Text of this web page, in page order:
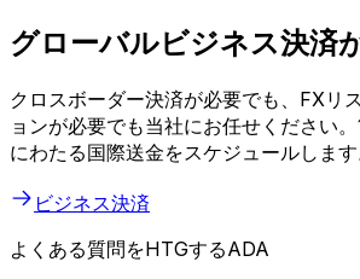
グローバルビジネス決済
クロスボーダー決済が必要でも、FXリ
ョンが必要でも当社にお任せください
にわたる国際送金をスケジュールします
ビジネス決済
よくある質問をHTGするADA